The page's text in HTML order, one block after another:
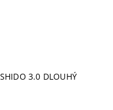
3.0 DLOUHÝ